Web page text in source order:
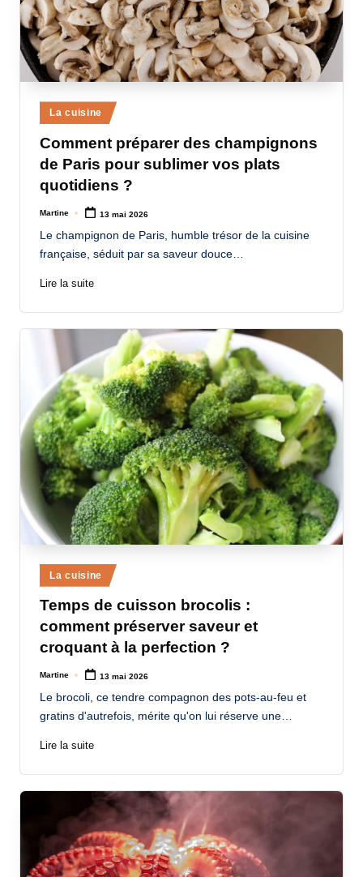
Posted
in
La cuisine
Comment préparer des champignons
de Paris pour sublimer vos plats
quotidiens ?
Posted
Martine 13 mai 2026
Le champignon de Paris, humble trésor de la cuisine
française, séduit par sa saveur douce…
Lire la suite
Posted
in
La cuisine
Temps de cuisson brocolis :
comment préserver saveur et
croquant à la perfection ?
Posted
Martine 13 mai 2026
Le brocoli, ce tendre compagnon des pots-au-feu et
gratins d'autrefois, mérite qu'on lui réserve une…
Lire la suite